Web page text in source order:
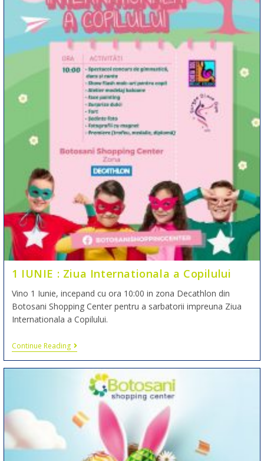
1 IUNIE : Ziua Internationala a Copilului
Vino 1 Iunie, incepand cu ora 10:00 in zona Decathlon din
Botosani Shopping Center pentru a sarbatorii impreuna Ziua
Internationala a Copilului.
Continue Reading